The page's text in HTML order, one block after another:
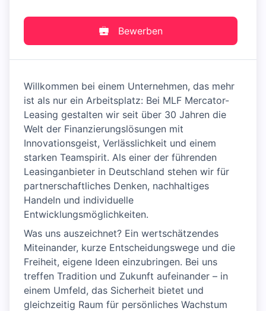
Bewerben
Willkommen bei einem Unternehmen, das mehr
ist als nur ein Arbeitsplatz: Bei MLF Mercator-
Leasing gestalten wir seit über 30 Jahren die
Welt der Finanzierungslösungen mit
Innovationsgeist, Verlässlichkeit und einem
starken Teamspirit. Als einer der führenden
Leasinganbieter in Deutschland stehen wir für
partnerschaftliches Denken, nachhaltiges
Handeln und individuelle
Entwicklungsmöglichkeiten.
Was uns auszeichnet? Ein wertschätzendes
Miteinander, kurze Entscheidungswege und die
Freiheit, eigene Ideen einzubringen. Bei uns
treffen Tradition und Zukunft aufeinander – in
einem Umfeld, das Sicherheit bietet und
gleichzeitig Raum für persönliches Wachstum